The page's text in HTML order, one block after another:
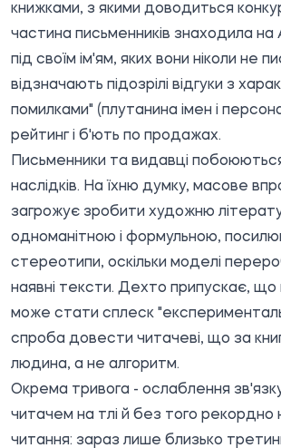
книжками, з якими доводиться
частина письменників знаходила на
під своїм ім'ям, яких вони ніколи не
відзначають підозрілі відгуки з
помилками" (плутанина імен і
рейтинг і б'ють по продажах.
Письменники та видавці
наслідків. На їхню думку, масове
загрожує зробити художню
одноманітною і формульною,
стереотипи, оскільки моделі
наявні тексти. Дехто припускає, що
може стати сплеск
спроба довести читачеві, що за
людина, а не алгоритм.
Окрема тривога - ослаблення
читачем на тлі й без того рекордно
читання: зараз лише близько